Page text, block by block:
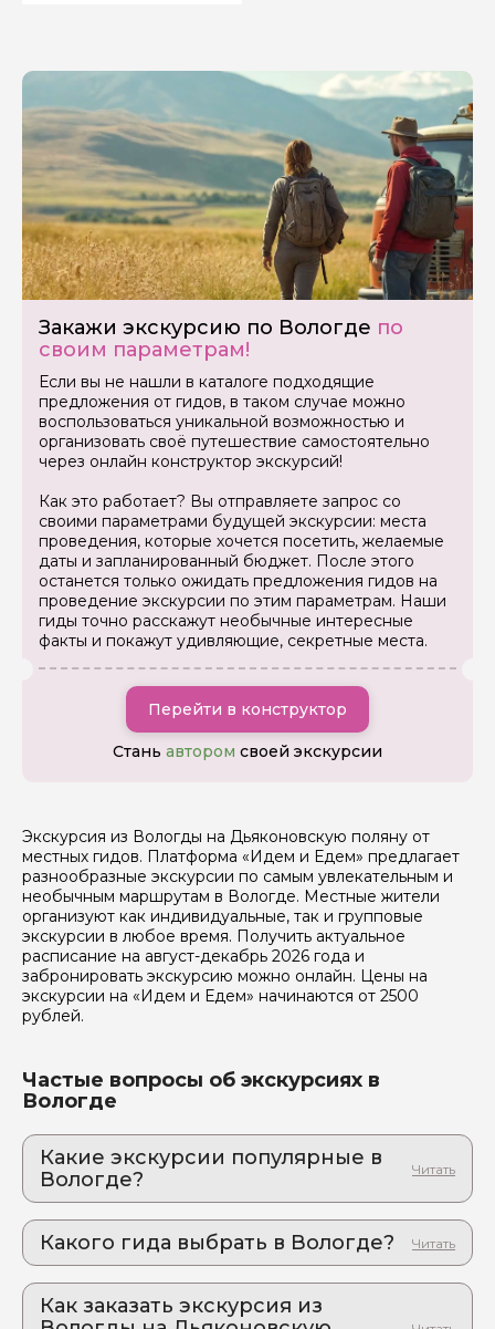
Закажи экскурсию по Вологде по
своим параметрам!
Если вы не нашли в каталоге подходящие
предложения от гидов, в таком случае можно
воспользоваться уникальной возможностью и
организовать своё путешествие самостоятельно
через онлайн конструктор экскурсий!
Как это работает? Вы отправляете запрос со
своими параметрами будущей экскурсии: места
проведения, которые хочется посетить, желаемые
даты и запланированный бюджет. После этого
останется только ожидать предложения гидов на
проведение экскурсии по этим параметрам. Наши
гиды точно расскажут необычные интересные
факты и покажут удивляющие, секретные места.
Перейти в конструктор
Стань автором своей экскурсии
Экскурсия из Вологды на Дьяконовскую поляну от
местных гидов. Платформа «Идем и Едем» предлагает
разнообразные экскурсии по самым увлекательным и
необычным маршрутам в Вологде. Местные жители
организуют как индивидуальные, так и групповые
экскурсии в любое время. Получить актуальное
расписание на август-декабрь 2026 года и
забронировать экскурсию можно онлайн. Цены на
экскурсии на «Идем и Едем» начинаются от 2500
рублей.
Частые вопросы об экскурсиях в
Вологде
Какие экскурсии популярные в
Вологде?
замысел и секретные планы Ивана
Грозного
Форточка в Европу: как Вологда чуть не стала
2. Открывая деревянное царство
Какого гида выбрать в Вологде?
2. Максим.М 622
Как заказать экскурсия из
Задайте свой вопрос гиду
Ваша электронная почта
Ваш номер телефона
Вопросы и комментарии
Если у вас есть интересующие вопросы, можете их
Я даю своё согласие на обработку персональных
данных
Отправить